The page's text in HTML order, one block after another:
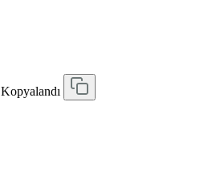
Kopyalandı